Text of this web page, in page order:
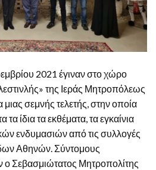
2021 έγιναν στο χώρο
της Ιεράς Μητροπόλεως
μιας σεμνής τελετής, στην οποία
ίδια τα εκθέματα, τα εγκαίνια
ενδυμασιών από τις συλλογές
Αθηνών. Σύντομους
ο Σεβασμιώτατος Μητροπολίτης